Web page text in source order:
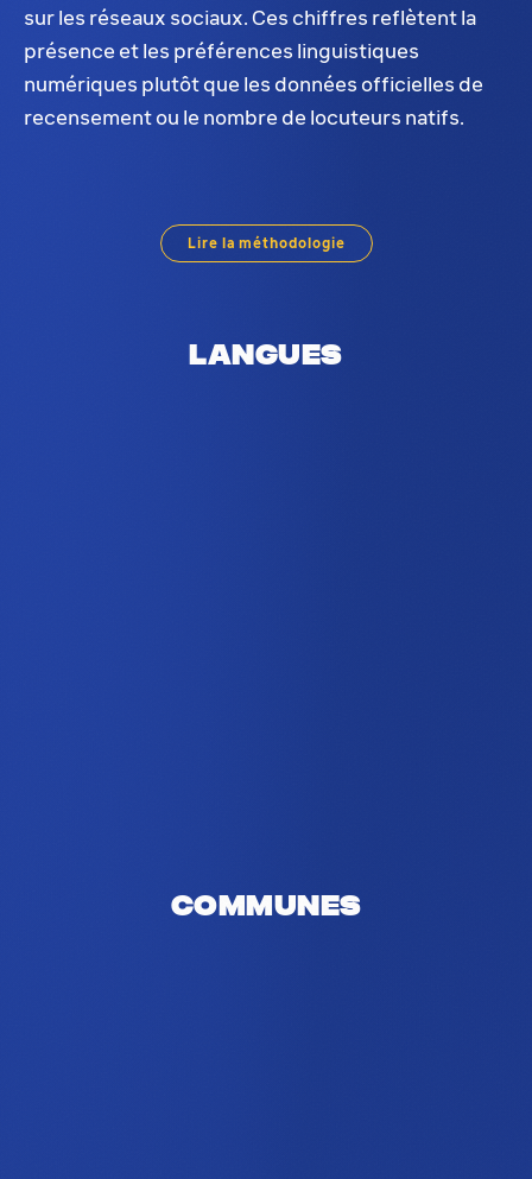
sur les réseaux sociaux. Ces chiffres reflètent la
présence et les préférences linguistiques
numériques plutôt que les données officielles de
recensement ou le nombre de locuteurs natifs.
Prévalence linguistique pour Evere. Les
Lire la méthodologie
Langues
Communes